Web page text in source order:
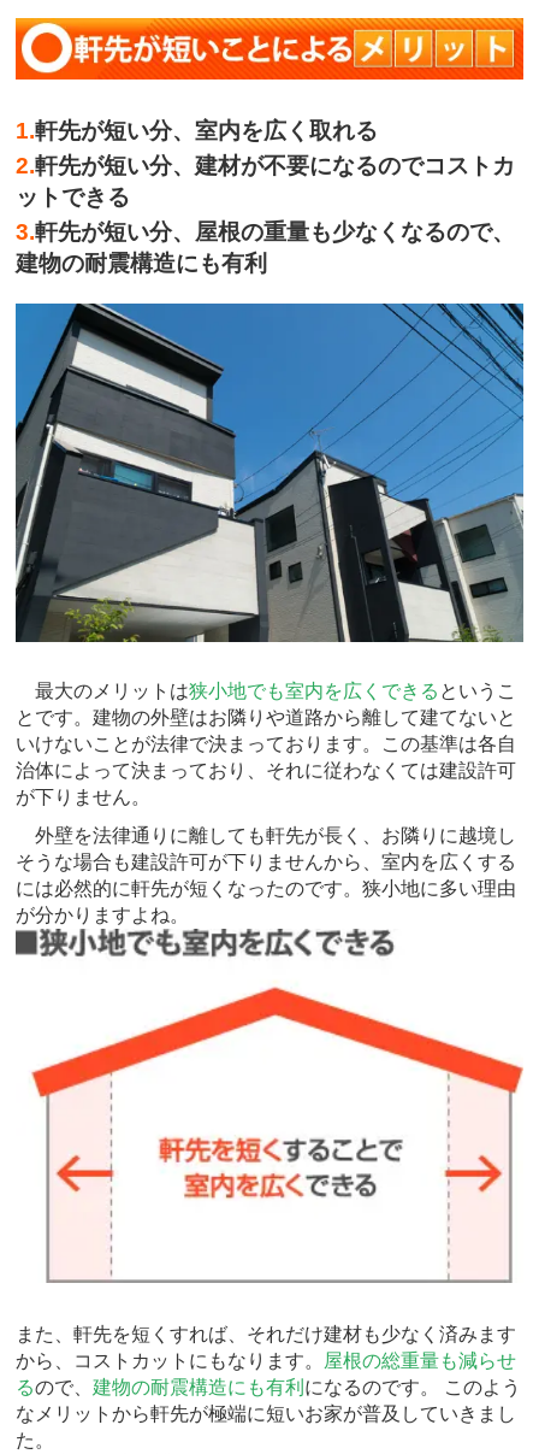
1.軒先が短い分、室内を広く取れる
2.軒先が短い分、建材が不要になるのでコストカ
ットできる
3.軒先が短い分、屋根の重量も少なくなるので、
建物の耐震構造にも有利
最大のメリットは狭小地でも室内を広くできる というこ
とです。建物の外壁はお隣りや道路から離して建てないと
いけないことが法律で決まっております。この基準は各自
治体によって決まっており、それに従わなくては建設許可
が下りません。
外壁を法律通りに離しても軒先が長く、お隣りに越境し
そうな場合も建設許可が下りませんから、室内を広くする
には必然的に軒先が短くなったのです。狭小地に多い理由
が分かりますよね。
また、軒先を短くすれば、それだけ建材も少なく済みます
から、コストカットにもなります。
屋根の総重量も減らせ
るので、建物の耐震構造にも有利 になるのです。 このよう
なメリットから軒先が極端に短いお家が普及していきまし
た。